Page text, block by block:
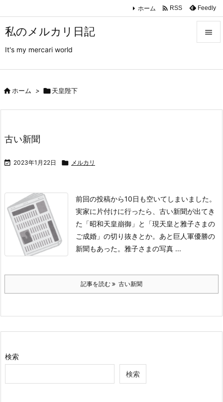
私のメルカリ日記
It's my mercari world

ホーム  RSS Feedly
ホーム > 天皇陛下
古い新聞
 2023年1月22日  メルカリ
前回の投稿から10日も空いてしまいました。
実家に片付けに行ったら、古い新聞が出てき
た 「昭和天皇崩御」と「現天皇と雅子さまの
ご成婚」の切り抜きとか。 あと巨人軍優勝の
新聞もあった。 雅子さまの写真 ...
記事を読む 古い新聞
検索
検索